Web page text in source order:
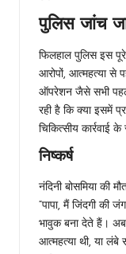
पुलिस जांच
फिलहाल पुलिस इस
आरोपों, आत्महत्या
ऑपरेशन जैसे सभी
रही है कि क्या इसमें
चिकित्सीय कार्रवाई
निष्कर्ष
नंदिनी बोसमिया की
“पापा, मैं जिंदगी की
भावुक बना देते हैं। अब
आत्महत्या थी, या लंबे